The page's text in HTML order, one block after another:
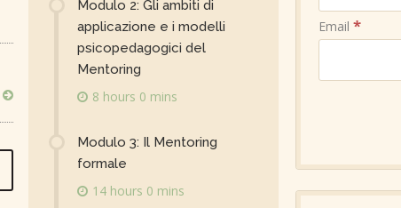
Modulo 2: Gli ambiti di
applicazione e i modelli
psicopedagogici del
Mentoring
8 hours 0 mins
Modulo 3: Il Mentoring
formale
14 hours 0 mins
Email *